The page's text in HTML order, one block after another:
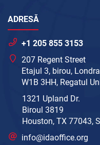
ADRESĂ
+1 205 855 3153
207 Regent Street
Etajul 3, birou, Londra
W1B 3HH, Regatul
1321 Upland Dr.
Biroul 3819
Houston, TX 77043,
info@idaoffice.org